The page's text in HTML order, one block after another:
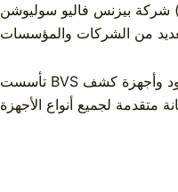
شركة بيزنس فاليو سوليوشن (BVS) هي الرائدة في بيع، صيانة، وإيجار أجهزة عد النقود وكشف التزوير في مصر، وتلتزم بتقديم أعلى معايير الجودة والدقة لضمان أمان وكفاءة العمليات المالية لعملائها، مما
تأسست BVS منذ أكثر من عقد من الزمن، وتؤمن الشركة بأن النجاح في الأعمال يتطلب شريكًا موثوقًا به يقدم حلولًا متكاملة. لذلك، تفتخر الشركة بتقديم مجموعة واسعة من أجهزة عد النقود وأجهزة كشف